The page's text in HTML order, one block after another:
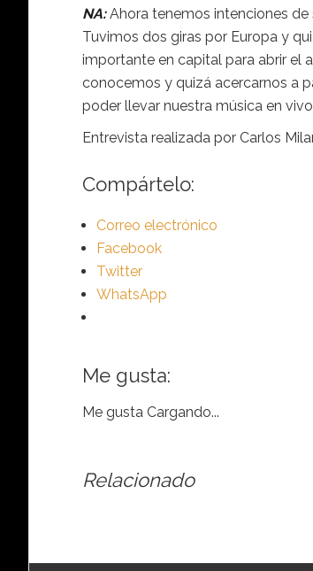
NA: Ahora tenemos intenciones
Tuvimos dos giras por Europa y
importante en capital para abrir el
conocemos y quizá acercarnos a
poder llevar nuestra música en
Entrevista realizada por Carlos
Compártelo:
Correo electrónico
Facebook
Twitter
WhatsApp
Me gusta:
Me gusta Cargando...
Relacionado